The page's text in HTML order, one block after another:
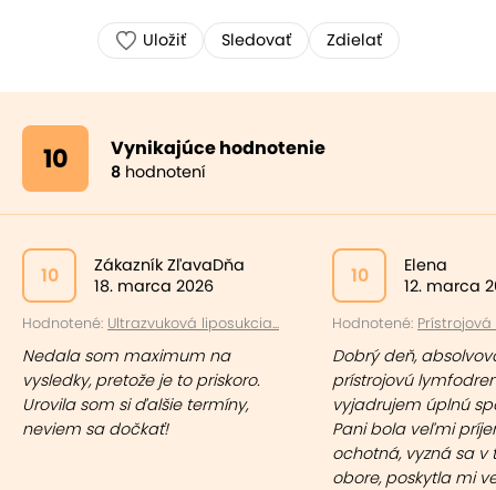
Uložiť Sledovať Zdielať
10 Vynikajúce hodnotenie
8 hodnotení
10
Zákazník ZľavaDňa
18. marca 2026
Hodnotené: Ultrazvuková liposukcia...
Nedala som maximum na
vysledky, pretože je to priskoro.
Urovila som si ďalšie termíny,
neviem sa dočkať!
10
Elena
12. marca
Hodnotené: Prístrojová
Dobrý deň,
prístrojovú
vyjadrujem úplnú
Pani bola veľmi
ochotná, vyzná sa v
obore, poskytla mi